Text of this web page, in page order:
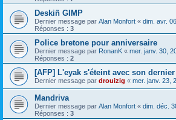
Deskiñ GIMP
Dernier message par Alan Monfort « dim. avr.
Réponses : 3
Police bretone pour anniversaire
Dernier message par RonanK « mer. janv. 30,
Réponses : 2
[AFP] L'eyak s'éteint avec son
Dernier message par drouizig « mer. janv. 23,
Mandriva
Dernier message par Alan Monfort « dim. déc.
Réponses : 3